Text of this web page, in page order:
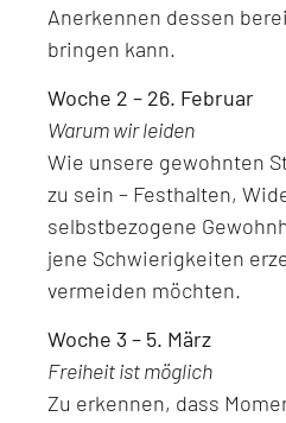
Anerkennen dessen
bringen kann.
Woche 2 – 26. Februar
Warum wir leiden
Wie unsere gewohnten
zu sein – Festhalten,
selbstbezogene
jene Schwierigkeiten
vermeiden möchten.
Woche 3 – 5. März
Freiheit ist möglich
Zu erkennen, dass